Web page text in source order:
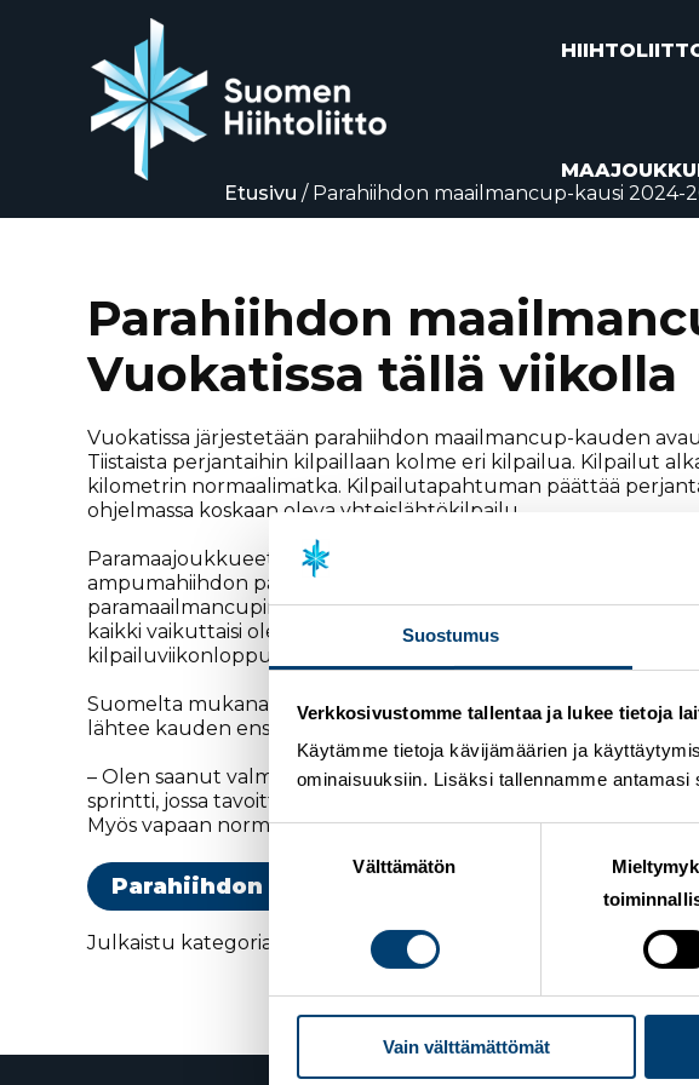
Suostumus
Verkkosivustomme tallentaa ja lukee tietoja
Käytämme tietoja kävijämäärien ja
ominaisuuksiin. Lisäksi tallennamme
Suostumuksen
valinta
Välttämätön
Vain välttämättömät
Etusivu / Parahiihdon maailmancup-kausi 2024-
Parahiihdon
Vuokatissa tällä viikolla
Vuokatissa järjestetään parahiihdon maailmancup-kauden
Tiistaista perjantaihin kilpaillaan kolme eri kilpailua. Kilpailut
kilometrin normaalimatka. Kilpailutapahtuman päättää
ohjelmassa koskaan oleva yhteislähtökilpailu.
Paramaajoukkueet ovat olleet Vuokatissa valmistautumassa
ampumahiihdon paramaailmancupiin. Tänä vuonna
paramaailmancupin ja FIS ainoastaan maastohiihdon
kaikki vaikuttaisi olevan valmista. Maastohiihdon
kilpailuviikonloppu järjestetään Norjan Steinkjerissä helmikuun
Suomelta mukana kilpailuissa onInkki Inola, joka yhdessä
lähtee kauden ensimmäiseen maailmancup-kisaviikkoon
– Olen saanut valmistautua suunnitellusti kilpailuihin pari
sprintti, jossa tavoitteenani on sijoitus kolmen parhaan
Myös vapaan normaalimatkoilla lähden taistelemaan hyvistä
Parahiihdon maailmancup 2024-2025
Julkaistu kategoriassa Huippu-urheilu Kotimaan